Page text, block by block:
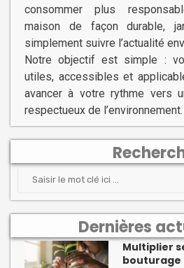
consommer plus
maison de façon durable,
simplement suivre l’actualité
Notre objectif est simple :
utiles, accessibles et
avancer à votre rythme vers
respectueux de l’environnement.
Dernières
Multiplier
bouturage